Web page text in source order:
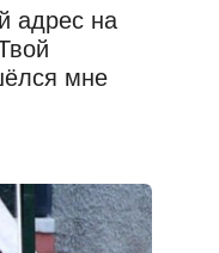
адрес на
мне